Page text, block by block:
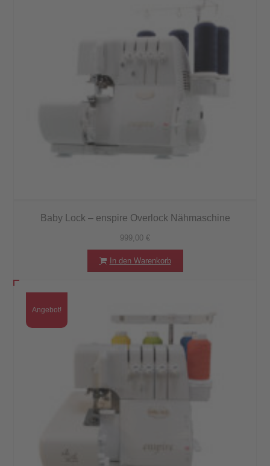
Baby Lock – enspire Overlock Nähmaschine
999,00 €
In den Warenkorb
Angebot!